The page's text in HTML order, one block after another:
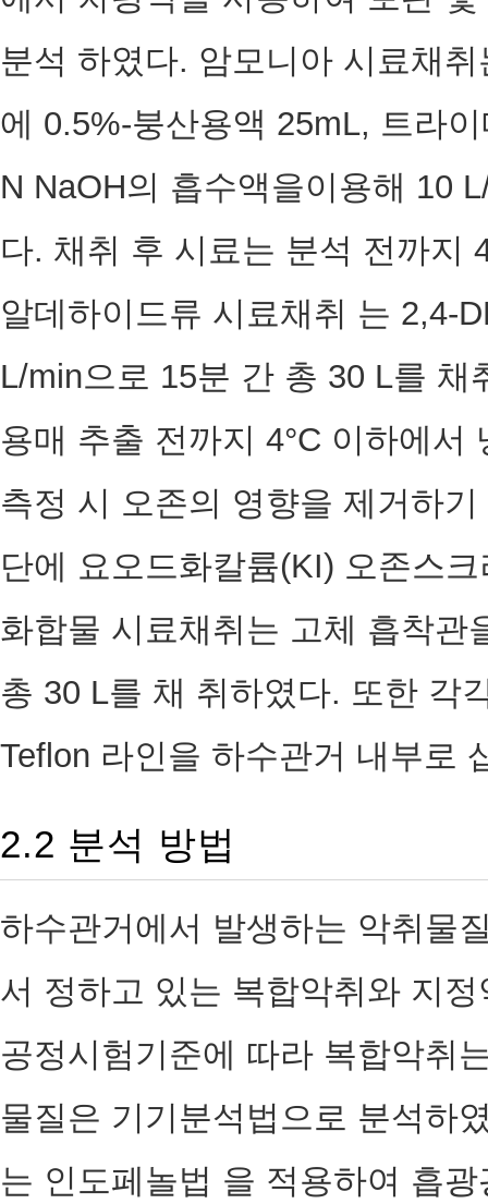
분석 하였다. 암모니아 시료채
에 0.5%-붕산용액 25mL, 트라
N NaOH의 흡수액을이용해 10
다. 채취 후 시료는 분석 전까지
알데하이드류 시료채취 는 2,4-
L/min으로 15분 간 총 30 L를
용매 추출 전까지 4°C 이하에
측정 시 오존의 영향을 제거하
단에 요오드화칼륨(KI) 오존스
화합물 시료채취는 고체 흡착관
총 30 L를 채 취하였다. 또한 각
Teflon 라인을 하수관거 내부로
2.2 분석 방법
하수관거에서 발생하는 악취물
서 정하고 있는 복합악취와 지
공정시험기준에 따라 복합악취
물질은 기기분석법으로 분석하
는 인도페놀법 을 적용하여 흡